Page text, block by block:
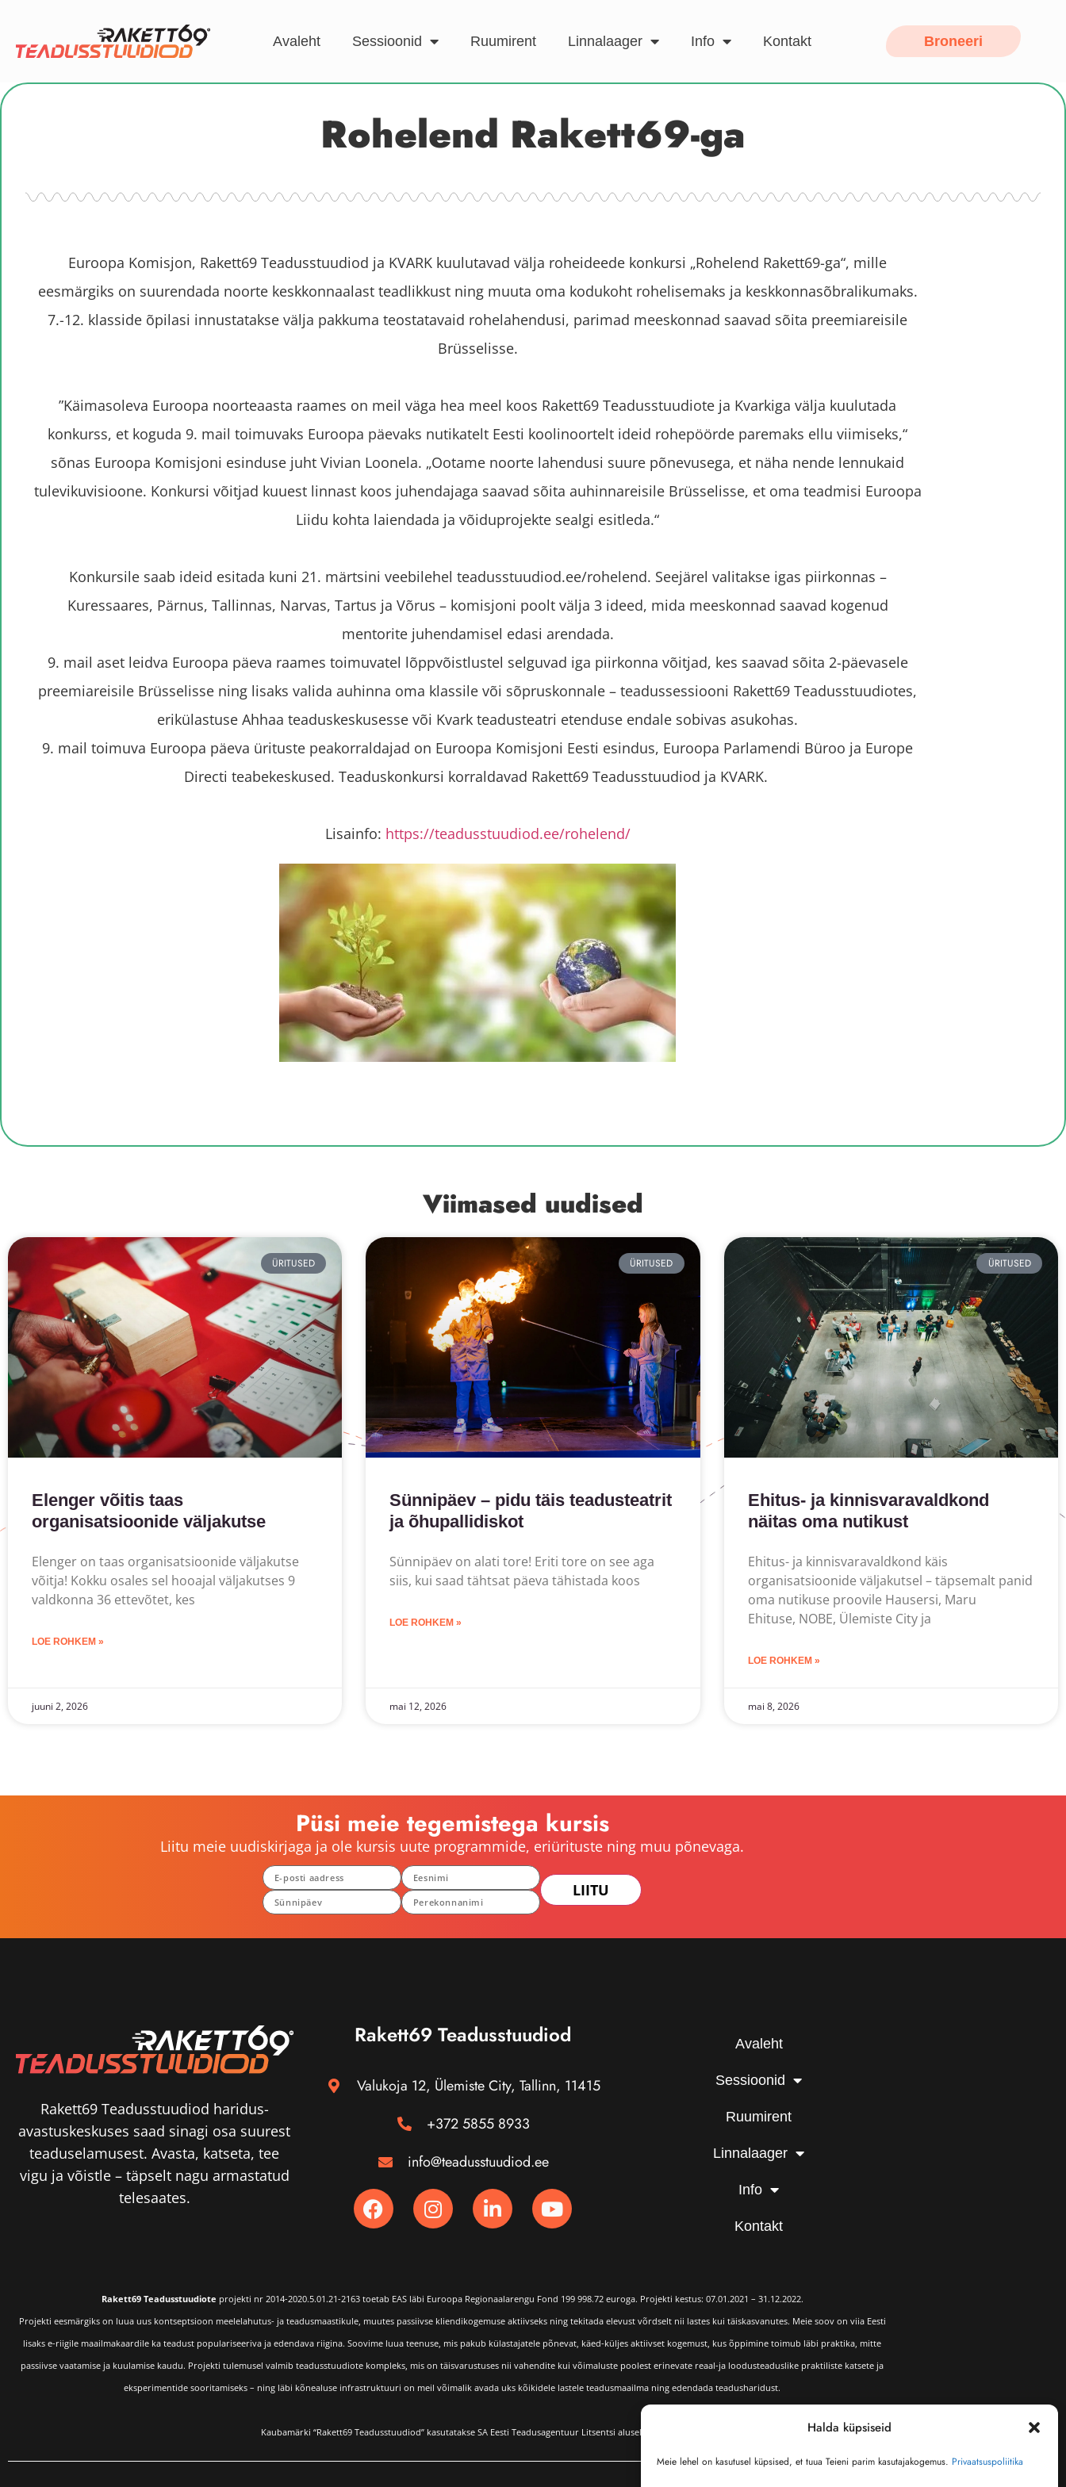
Halda küpsiseid
Meie lehel on kasutusel küpsised, et tuua Teieni parim kasutajakogemus. Privaatsuspoliitika
Avaleht Sessioonid Ruumirent Linnalaager Info Kontakt Broneeri
Rohelend Rakett69-ga
Euroopa Komisjon, Rakett69 Teadusstuudiod ja KVARK kuulutavad välja roheideede konkursi „Rohelend Rakett69-ga“, mille
eesmärgiks on suurendada noorte keskkonnaalast teadlikkust ning muuta oma kodukoht rohelisemaks ja keskkonnasõbralikumaks.
7.-12. klasside õpilasi innustatakse välja pakkuma teostatavaid rohelahendusi, parimad meeskonnad saavad sõita preemiareisile
Brüsselisse.
”Käimasoleva Euroopa noorteaasta raames on meil väga hea meel koos Rakett69 Teadusstuudiote ja Kvarkiga välja kuulutada
konkurss, et koguda 9. mail toimuvaks Euroopa päevaks nutikatelt Eesti koolinoortelt ideid rohepöörde paremaks ellu viimiseks,“
sõnas Euroopa Komisjoni esinduse juht Vivian Loonela. „Ootame noorte lahendusi suure põnevusega, et näha nende lennukaid
tulevikuvisioone. Konkursi võitjad kuuest linnast koos juhendajaga saavad sõita auhinnareisile Brüsselisse, et oma teadmisi Euroopa
Liidu kohta laiendada ja võiduprojekte sealgi esitleda.“
Konkursile saab ideid esitada kuni 21. märtsini veebilehel teadusstuudiod.ee/rohelend. Seejärel valitakse igas piirkonnas –
Kuressaares, Pärnus, Tallinnas, Narvas, Tartus ja Võrus – komisjoni poolt välja 3 ideed, mida meeskonnad saavad kogenud
mentorite juhendamisel edasi arendada.
9. mail aset leidva Euroopa päeva raames toimuvatel lõppvõistlustel selguvad iga piirkonna võitjad, kes saavad sõita 2-päevasele
preemiareisile Brüsselisse ning lisaks valida auhinna oma klassile või sõpruskonnale – teadussessiooni Rakett69 Teadusstuudiotes,
erikülastuse Ahhaa teaduskeskusesse või Kvark teadusteatri etenduse endale sobivas asukohas.
9. mail toimuva Euroopa päeva ürituste peakorraldajad on Euroopa Komisjoni Eesti esindus, Euroopa Parlamendi Büroo ja Europe
Directi teabekeskused. Teaduskonkursi korraldavad Rakett69 Teadusstuudiod ja KVARK.
Lisainfo: https://teadusstuudiod.ee/rohelend/
Viimased uudised
ÜRITUSED
Elenger võitis taas
organisatsioonide väljakutse
Elenger on taas organisatsioonide väljakutse
võitja! Kokku osales sel hooajal väljakutses 9
valdkonna 36 ettevõtet, kes
LOE ROHKEM »
juuni 2, 2026
ÜRITUSED
Sünnipäev – pidu täis teadusteatrit
ja õhupallidiskot
Sünnipäev on alati tore! Eriti tore on see aga
siis, kui saad tähtsat päeva tähistada koos
LOE ROHKEM »
mai 12, 2026
ÜRITUSED
Ehitus- ja kinnisvaravaldkond
näitas oma nutikust
Ehitus- ja kinnisvaravaldkond käis
organisatsioonide väljakutsel – täpsemalt panid
oma nutikuse proovile Hausersi, Maru
Ehituse, NOBE, Ülemiste City ja
LOE ROHKEM »
mai 8, 2026
Püsi meie tegemistega kursis
Liitu meie uudiskirjaga ja ole kursis uute programmide, eriürituste ning muu põnevaga.
LIITU
Rakett69 Teadusstuudiod haridus-
avastuskeskuses saad sinagi osa suurest
teaduselamusest. Avasta, katseta, tee
vigu ja võistle – täpselt nagu armastatud
telesaates.
Rakett69 Teadusstuudiod
Valukoja 12, Ülemiste City, Tallinn, 11415
+372 5855 8933
info@teadusstuudiod.ee
Avaleht
Sessioonid
Ruumirent
Linnalaager
Info
Kontakt
Rakett69 Teadusstuudiote projekti nr 2014-2020.5.01.21-2163 toetab EAS läbi Euroopa Regionaalarengu Fond 199 998.72 euroga. Projekti kestus: 07.01.2021 – 31.12.2022.
Projekti eesmärgiks on luua uus kontseptsioon meelelahutus- ja teadusmaastikule, muutes passiivse kliendikogemuse aktiivseks ning tekitada elevust võrdselt nii lastes kui täiskasvanutes. Meie soov on viia Eesti
lisaks e-riigile maailmakaardile ka teadust populariseeriva ja edendava riigina. Soovime luua teenuse, mis pakub külastajatele põnevat, käed-küljes aktiivset kogemust, kus õppimine toimub läbi praktika, mitte
passiivse vaatamise ja kuulamise kaudu. Projekti tulemusel valmib teadusstuudiote kompleks, mis on täisvarustuses nii vahendite kui võimaluste poolest erinevate reaal-ja loodusteaduslike praktiliste katsete ja
eksperimentide sooritamiseks – ning läbi kõnealuse infrastruktuuri on meil võimalik avada uks kõikidele lastele teadusmaailma ning edendada teadusharidust.
Kaubamärki “Rakett69 Teadusstuudiod” kasutatakse SA Eesti Teadusagentuur Litsentsi alusel.